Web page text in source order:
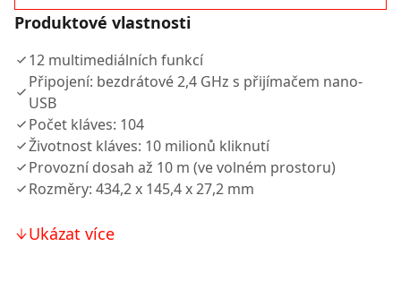
Produktové vlastnosti
12 multimediálních funkcí
Připojení: bezdrátové 2,4 GHz s přijímačem nano-
USB
Počet kláves: 104
Životnost kláves: 10 milionů kliknutí
Provozní dosah až 10 m (ve volném prostoru)
Rozměry: 434,2 x 145,4 x 27,2 mm
Ukázat více